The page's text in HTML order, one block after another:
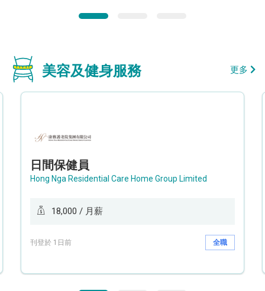
美容及健身服務 更多
日間保健員
Hong Nga Residential Care Home Group Limited
18,000 / 月薪
刊登於 1日前 全職